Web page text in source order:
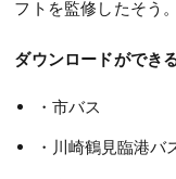
フトを監修したそう。
ダウンロードができ
・市バス
・川崎鶴見臨港バ